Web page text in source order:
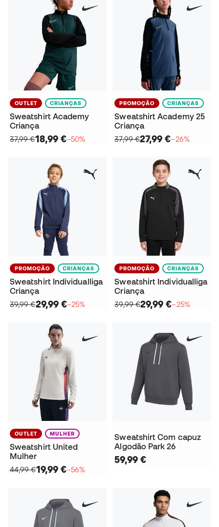
OUTLET CRIANÇAS
Sweatshirt Academy
Criança
37,99 €18,99 €−50%
PROMOÇÃO CRIANÇAS
Sweatshirt Academy 25
Criança
37,99 €27,99 €−26%
PROMOÇÃO CRIANÇAS
Sweatshirt Individualliga
Criança
39,99 €29,99 €−25%
PROMOÇÃO CRIANÇAS
Sweatshirt Individualliga
Criança
39,99 €29,99 €−25%
OUTLET MULHER
Sweatshirt United
Mulher
44,99 €19,99 €−56%
Sweatshirt Com capuz
Algodão Park 26
59,99 €